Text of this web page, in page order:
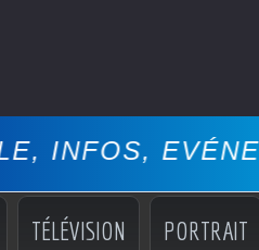
TÉLÉVISION PORTRAIT